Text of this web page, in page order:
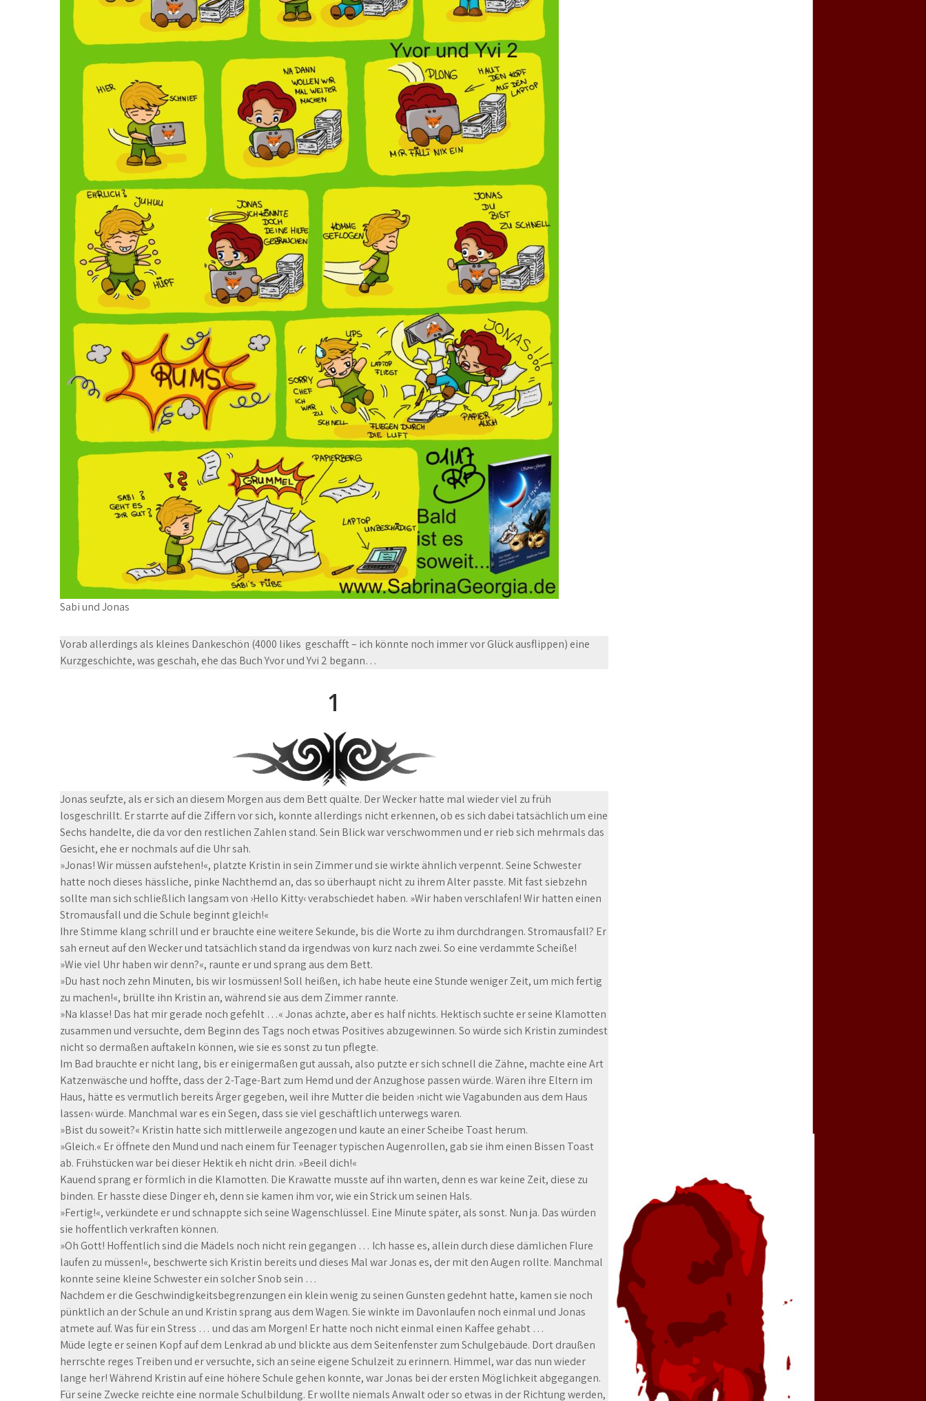
Sabi und Jonas
Vorab allerdings als kleines Dankeschön (4000 likes geschafft – ich könnte noch immer vor Glück ausflippen) eine
Kurzgeschichte, was geschah, ehe das Buch Yvor und Yvi 2 begann…
1
Jonas seufzte, als er sich an diesem Morgen aus dem Bett quälte. Der Wecker hatte mal wieder viel zu früh
losgeschrillt. Er starrte auf die Ziffern vor sich, konnte allerdings nicht erkennen, ob es sich dabei tatsächlich um eine
Sechs handelte, die da vor den restlichen Zahlen stand. Sein Blick war verschwommen und er rieb sich mehrmals das
Gesicht, ehe er nochmals auf die Uhr sah.
»Jonas! Wir müssen aufstehen!«, platzte Kristin in sein Zimmer und sie wirkte ähnlich verpennt. Seine Schwester
hatte noch dieses hässliche, pinke Nachthemd an, das so überhaupt nicht zu ihrem Alter passte. Mit fast siebzehn
sollte man sich schließlich langsam von ›Hello Kitty‹ verabschiedet haben. »Wir haben verschlafen! Wir hatten einen
Stromausfall und die Schule beginnt gleich!«
Ihre Stimme klang schrill und er brauchte eine weitere Sekunde, bis die Worte zu ihm durchdrangen. Stromausfall? Er
sah erneut auf den Wecker und tatsächlich stand da irgendwas von kurz nach zwei. So eine verdammte Scheiße!
»Wie viel Uhr haben wir denn?«, raunte er und sprang aus dem Bett.
»Du hast noch zehn Minuten, bis wir losmüssen! Soll heißen, ich habe heute eine Stunde weniger Zeit, um mich fertig
zu machen!«, brüllte ihn Kristin an, während sie aus dem Zimmer rannte.
»Na klasse! Das hat mir gerade noch gefehlt …« Jonas ächzte, aber es half nichts. Hektisch suchte er seine Klamotten
zusammen und versuchte, dem Beginn des Tags noch etwas Positives abzugewinnen. So würde sich Kristin zumindest
nicht so dermaßen auftakeln können, wie sie es sonst zu tun pflegte.
Im Bad brauchte er nicht lang, bis er einigermaßen gut aussah, also putzte er sich schnell die Zähne, machte eine Art
Katzenwäsche und hoffte, dass der 2-Tage-Bart zum Hemd und der Anzughose passen würde. Wären ihre Eltern im
Haus, hätte es vermutlich bereits Ärger gegeben, weil ihre Mutter die beiden ›nicht wie Vagabunden aus dem Haus
lassen‹ würde. Manchmal war es ein Segen, dass sie viel geschäftlich unterwegs waren.
»Bist du soweit?« Kristin hatte sich mittlerweile angezogen und kaute an einer Scheibe Toast herum.
»Gleich.« Er öffnete den Mund und nach einem für Teenager typischen Augenrollen, gab sie ihm einen Bissen Toast
ab. Frühstücken war bei dieser Hektik eh nicht drin. »Beeil dich!«
Kauend sprang er förmlich in die Klamotten. Die Krawatte musste auf ihn warten, denn es war keine Zeit, diese zu
binden. Er hasste diese Dinger eh, denn sie kamen ihm vor, wie ein Strick um seinen Hals.
»Fertig!«, verkündete er und schnappte sich seine Wagenschlüssel. Eine Minute später, als sonst. Nun ja. Das würden
sie hoffentlich verkraften können.
»Oh Gott! Hoffentlich sind die Mädels noch nicht rein gegangen … Ich hasse es, allein durch diese dämlichen Flure
laufen zu müssen!«, beschwerte sich Kristin bereits und dieses Mal war Jonas es, der mit den Augen rollte. Manchmal
konnte seine kleine Schwester ein solcher Snob sein …
Nachdem er die Geschwindigkeitsbegrenzungen ein klein wenig zu seinen Gunsten gedehnt hatte, kamen sie noch
pünktlich an der Schule an und Kristin sprang aus dem Wagen. Sie winkte im Davonlaufen noch einmal und Jonas
atmete auf. Was für ein Stress … und das am Morgen! Er hatte noch nicht einmal einen Kaffee gehabt …
Müde legte er seinen Kopf auf dem Lenkrad ab und blickte aus dem Seitenfenster zum Schulgebäude. Dort draußen
herrschte reges Treiben und er versuchte, sich an seine eigene Schulzeit zu erinnern. Himmel, war das nun wieder
lange her! Während Kristin auf eine höhere Schule gehen konnte, war Jonas bei der ersten Möglichkeit abgegangen.
Für seine Zwecke reichte eine normale Schulbildung. Er wollte niemals Anwalt oder so etwas in der Richtung werden,